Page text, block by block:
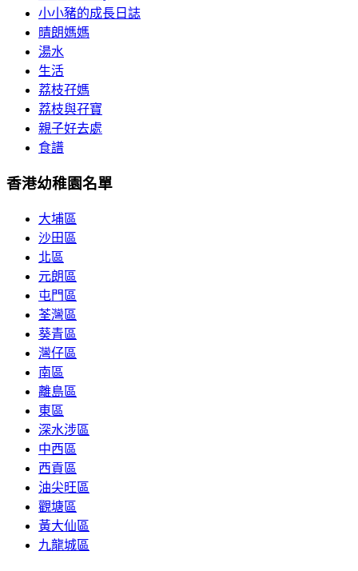
小小豬的成長日誌
晴朗媽媽
湯水
生活
荔枝孖媽
荔枝與孖寶
親子好去處
食譜
香港幼稚園名單
大埔區
沙田區
北區
元朗區
屯門區
荃灣區
葵青區
灣仔區
南區
離島區
東區
深水涉區
中西區
西貢區
油尖旺區
觀塘區
黃大仙區
九龍城區